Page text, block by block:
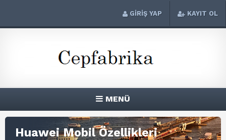
GİRİŞ YAP KAYIT OL
MENÜ
Huawei Mobil Özellikleri